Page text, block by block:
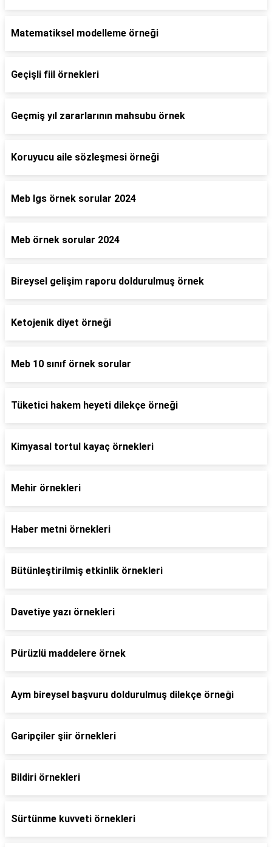
Matematiksel modelleme örneği
Geçişli fiil örnekleri
Geçmiş yıl zararlarının mahsubu örnek
Koruyucu aile sözleşmesi örneği
Meb lgs örnek sorular 2024
Meb örnek sorular 2024
Bireysel gelişim raporu doldurulmuş örnek
Ketojenik diyet örneği
Meb 10 sınıf örnek sorular
Tüketici hakem heyeti dilekçe örneği
Kimyasal tortul kayaç örnekleri
Mehir örnekleri
Haber metni örnekleri
Bütünleştirilmiş etkinlik örnekleri
Davetiye yazı örnekleri
Pürüzlü maddelere örnek
Aym bireysel başvuru doldurulmuş dilekçe örneği
Garipçiler şiir örnekleri
Bildiri örnekleri
Sürtünme kuvveti örnekleri